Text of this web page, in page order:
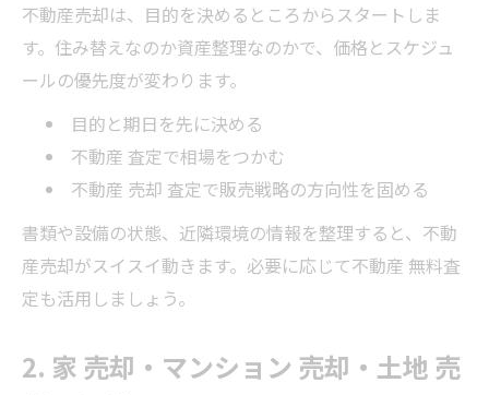
不動産売却は、目的を決めるところからスタートしま
す。住み替えなのか資産整理なのかで、価格とスケジュ
ールの優先度が変わります。
目的と期日を先に決める
不動産 査定で相場をつかむ
不動産 売却 査定で販売戦略の方向性を固める
書類や設備の状態、近隣環境の情報を整理すると、不動
産売却がスイスイ動きます。必要に応じて不動産 無料査
定も活用しましょう。
2. 家 売却・マンション 売却・土地 売